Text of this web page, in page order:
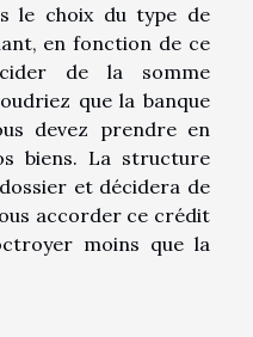
le choix du type de
en fonction de ce
de la somme
que la banque
devez prendre en
biens. La structure
et décidera de
accorder ce crédit
moins que la